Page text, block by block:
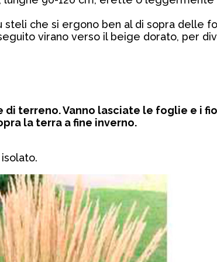
steli che si ergono ben al di sopra delle
virano verso il beige dorato, per
terreno. Vanno lasciate le foglie e i
la terra a fine inverno.